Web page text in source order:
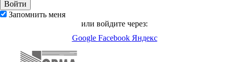
Запомнить меня
или войдите через:
Google Facebook Яндекс